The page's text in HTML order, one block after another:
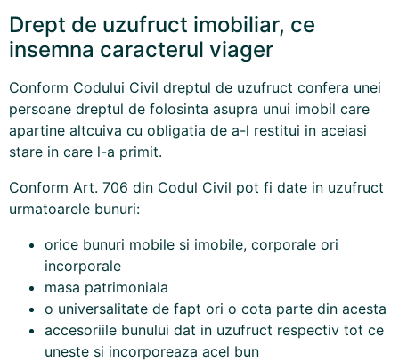
Drept de uzufruct imobiliar, ce
insemna caracterul viager
Conform Codului Civil dreptul de uzufruct confera unei
persoane dreptul de folosinta asupra unui imobil care
apartine altcuiva cu obligatia de a-l restitui in aceiasi
stare in care l-a primit.
Conform Art. 706 din Codul Civil pot fi date in uzufruct
urmatoarele bunuri:
orice bunuri mobile si imobile, corporale ori
incorporale
masa patrimoniala
o universalitate de fapt ori o cota parte din acesta
accesoriile bunului dat in uzufruct respectiv tot ce
uneste si incorporeaza acel bun